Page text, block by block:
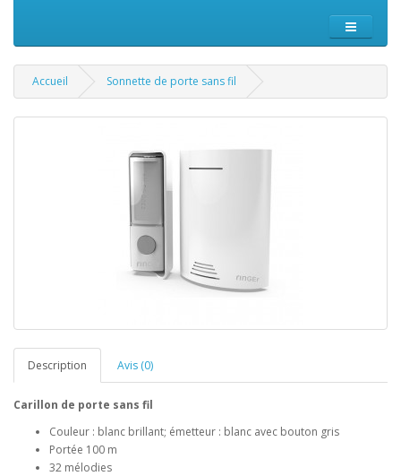
Accueil Sonnette de porte sans fil
Description Avis (0)
Carillon de porte sans fil
Couleur : blanc brillant; émetteur : blanc avec bouton gris
Portée 100 m
32 mélodies